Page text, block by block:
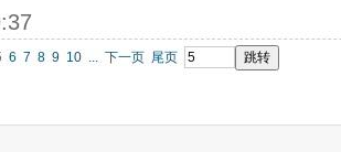
6 7 8 9 10 ... 下一页 尾页